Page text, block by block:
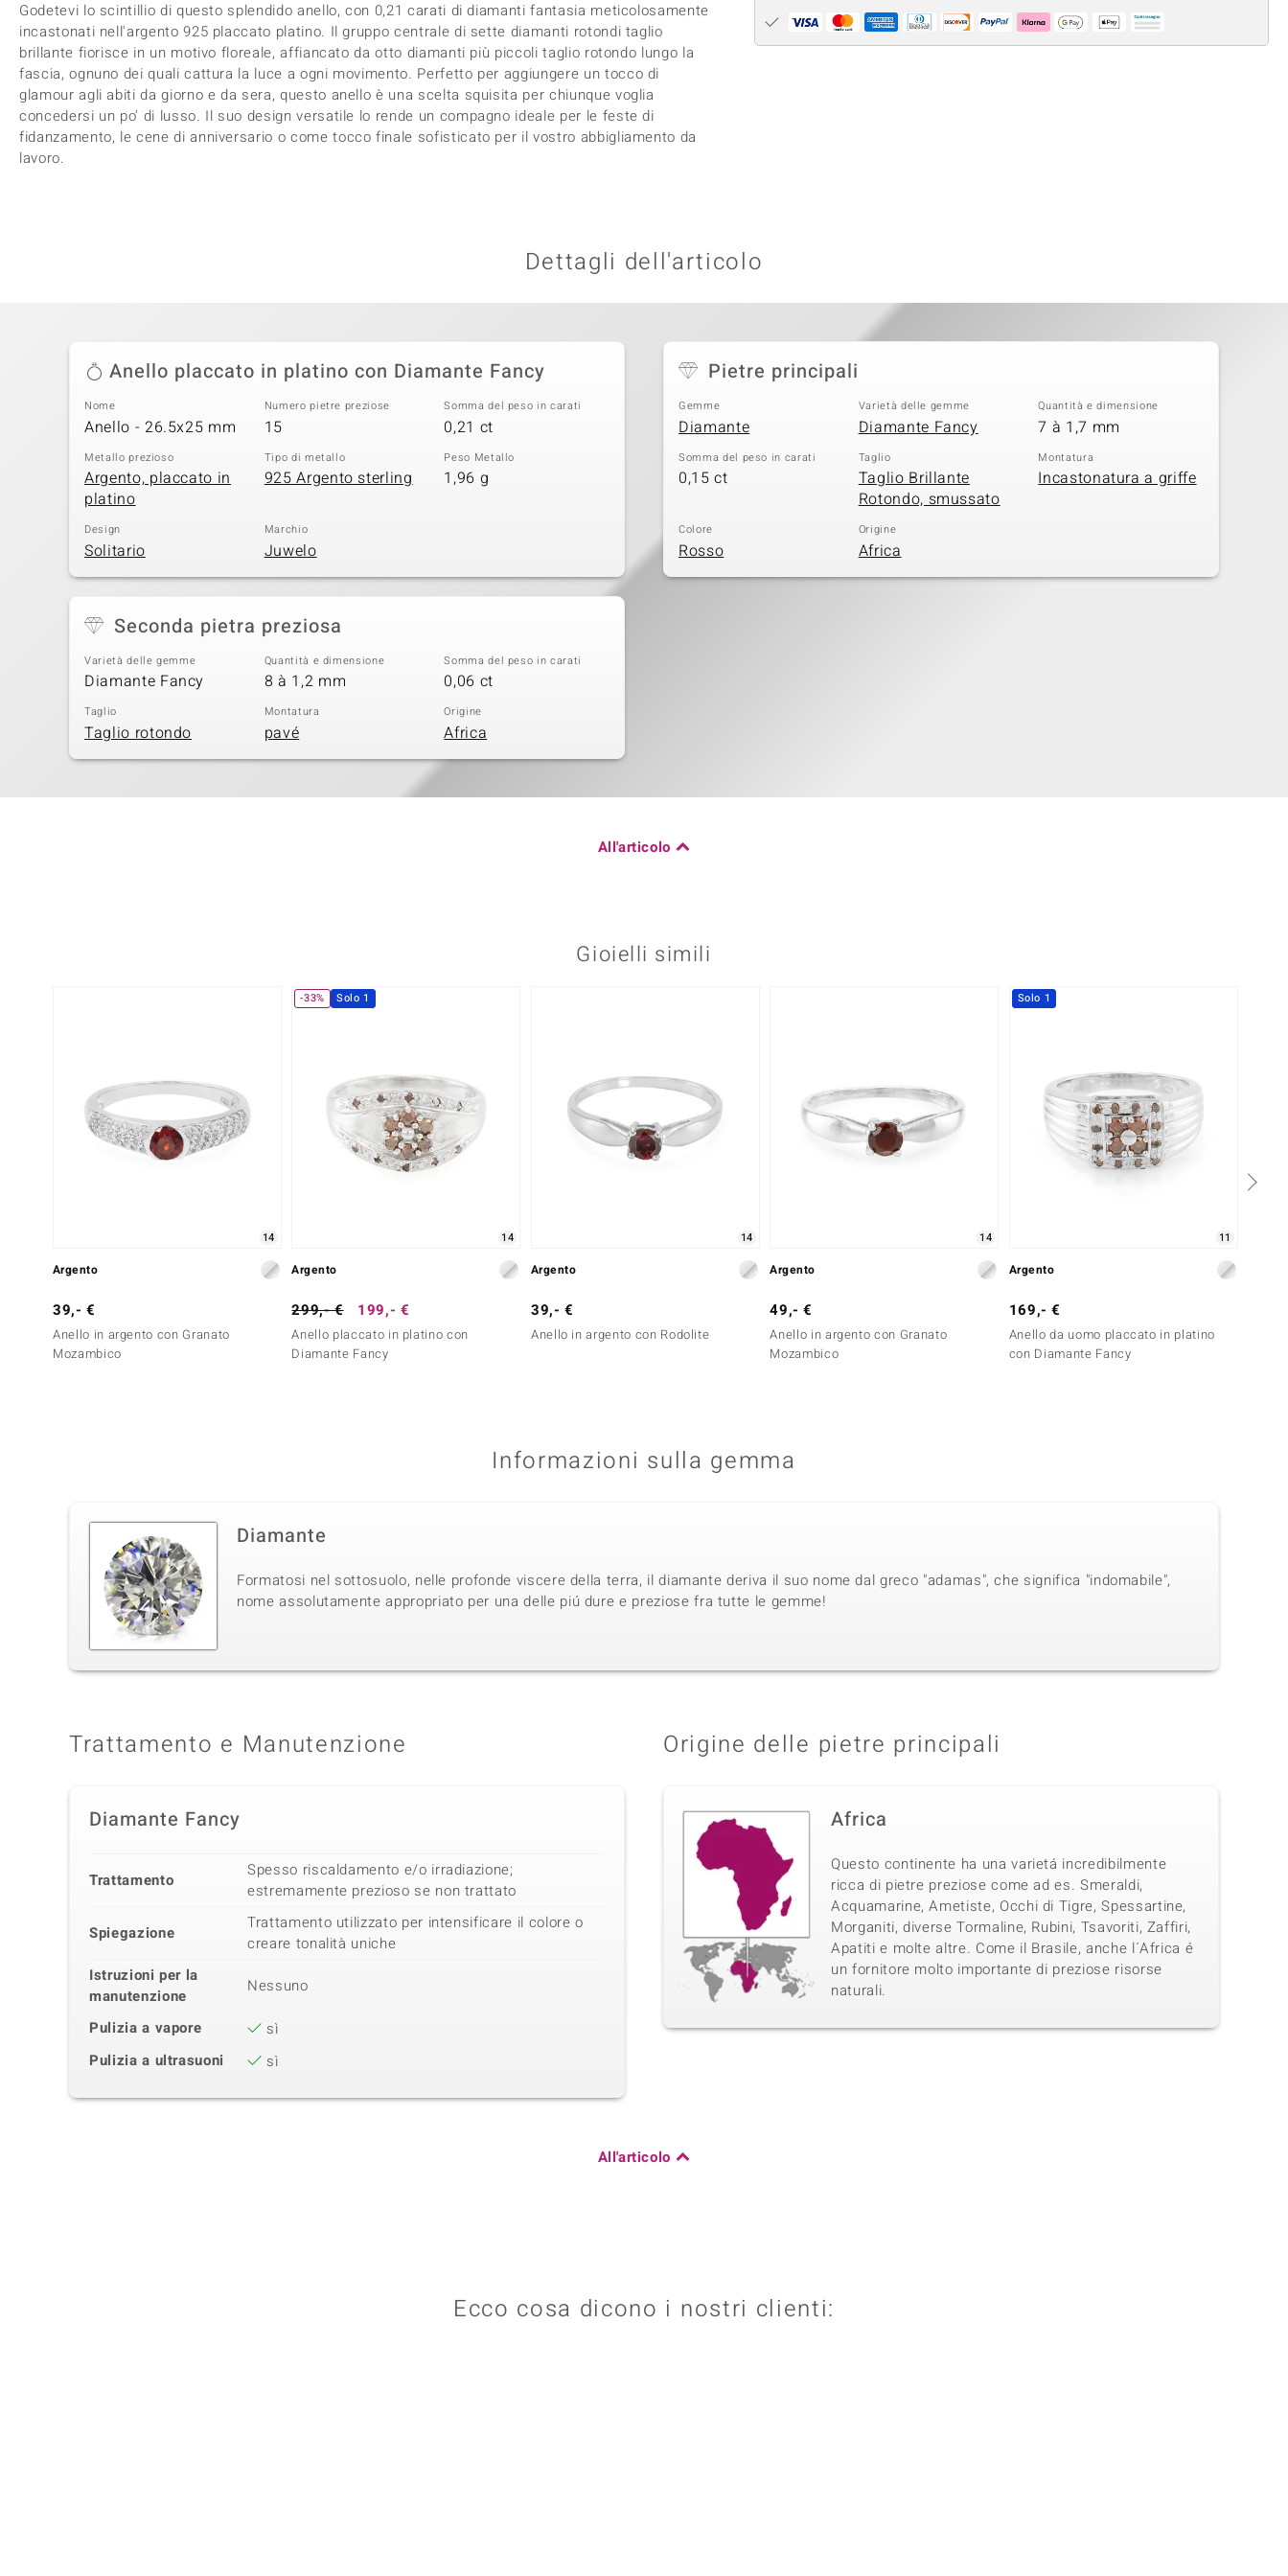
Godetevi lo scintillio di questo splendido anello, con 0,21 carati di diamanti fantasia meticolosamente
incastonati nell'argento 925 placcato platino. Il gruppo centrale di sette diamanti rotondi taglio
brillante fiorisce in un motivo floreale, affiancato da otto diamanti più piccoli taglio rotondo lungo la
fascia, ognuno dei quali cattura la luce a ogni movimento. Perfetto per aggiungere un tocco di
glamour agli abiti da giorno e da sera, questo anello è una scelta squisita per chiunque voglia
concedersi un po' di lusso. Il suo design versatile lo rende un compagno ideale per le feste di
fidanzamento, le cene di anniversario o come tocco finale sofisticato per il vostro abbigliamento da
lavoro.
Dettagli dell'articolo
Anello placcato in platino con Diamante Fancy
Nome
Anello - 26.5x25 mm
Numero pietre preziose
15
Somma del peso in carati
0,21 ct
Metallo prezioso
Argento, placcato in
platino
Tipo di metallo
925 Argento sterling
Peso Metallo
1,96 g
Design
Solitario
Marchio
Juwelo
Pietre principali
Gemme
Diamante
Varietà delle gemme
Diamante Fancy
Quantità e dimensione
7 à 1,7 mm
Somma del peso in carati
0,15 ct
Taglio
Taglio Brillante
Rotondo, smussato
Montatura
Incastonatura a griffe
Colore
Rosso
Origine
Africa
Seconda pietra preziosa
Varietà delle gemme
Diamante Fancy
Quantità e dimensione
8 à 1,2 mm
Somma del peso in carati
0,06 ct
Taglio
Taglio rotondo
Montatura
pavé
Origine
Africa
All'articolo
Gioielli simili
14
Argento
39,- €
Anello in argento con Granato
Mozambico
-33% Solo 1
14
Argento
299,- € 199,- €
Anello placcato in platino con
Diamante Fancy
14
Argento
39,- €
Anello in argento con Rodolite
14
Argento
49,- €
Anello in argento con Granato
Mozambico
Solo 1
11
Argento
169,- €
Anello da uomo placcato in platino
con Diamante Fancy
Informazioni sulla gemma
Diamante
Formatosi nel sottosuolo, nelle profonde viscere della terra, il diamante deriva il suo nome dal greco "adamas", che significa "indomabile",
nome assolutamente appropriato per una delle piú dure e preziose fra tutte le gemme!
Trattamento e Manutenzione
Diamante Fancy
Trattamento
Spesso riscaldamento e/o irradiazione;
estremamente prezioso se non trattato
Spiegazione
Trattamento utilizzato per intensificare il colore o
creare tonalità uniche
Istruzioni per la
manutenzione
Nessuno
Pulizia a vapore
sì
Pulizia a ultrasuoni
sì
Origine delle pietre principali
Africa
Questo continente ha una varietá incredibilmente
ricca di pietre preziose come ad es. Smeraldi,
Acquamarine, Ametiste, Occhi di Tigre, Spessartine,
Morganiti, diverse Tormaline, Rubini, Tsavoriti, Zaffiri,
Apatiti e molte altre. Come il Brasile, anche l´Africa é
un fornitore molto importante di preziose risorse
naturali.
All'articolo
Ecco cosa dicono i nostri clienti: